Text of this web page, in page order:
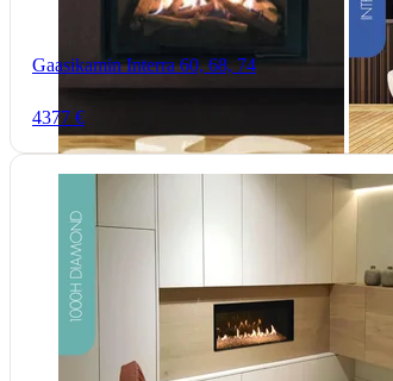
Gaasikamin Interra 60, 68, 74
4377 €